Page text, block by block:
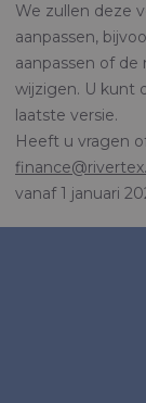
We zullen deze
aanpassen,
aanpassen of
wijzigen. U kunt
laatste versie.
Heeft u vragen
vanaf 1 januari